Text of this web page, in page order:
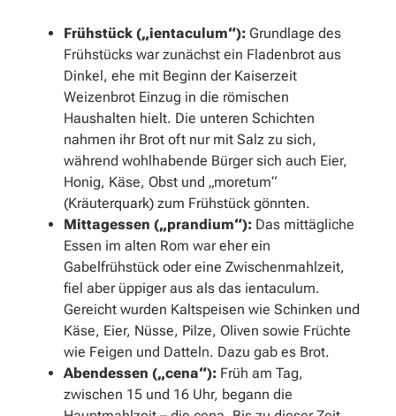
Frühstück („ientaculum“): Grundlage des
Frühstücks war zunächst ein Fladenbrot aus
Dinkel, ehe mit Beginn der Kaiserzeit
Weizenbrot Einzug in die römischen
Haushalten hielt. Die unteren Schichten
nahmen ihr Brot oft nur mit Salz zu sich,
während wohlhabende Bürger sich auch Eier,
Honig, Käse, Obst und „moretum“
(Kräuterquark) zum Frühstück gönnten.
Mittagessen („prandium“): Das mittägliche
Essen im alten Rom war eher ein
Gabelfrühstück oder eine Zwischenmahlzeit,
fiel aber üppiger aus als das ientaculum.
Gereicht wurden Kaltspeisen wie Schinken und
Käse, Eier, Nüsse, Pilze, Oliven sowie Früchte
wie Feigen und Datteln. Dazu gab es Brot.
Abendessen („cena“): Früh am Tag,
zwischen 15 und 16 Uhr, begann die